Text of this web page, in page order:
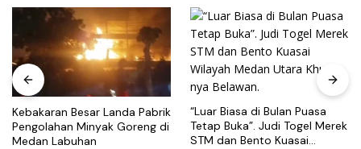
Kebakaran Besar Landa Pabrik
Pengolahan Minyak Goreng di
Medan Labuhan
“Luar Biasa di Bulan Puasa
Tetap Buka”. Judi Togel Merek
STM dan Bento Kuasai